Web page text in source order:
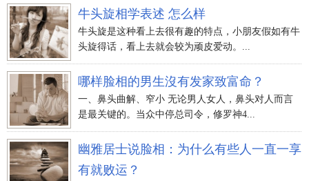
牛头旋相学表述 怎么样
牛头旋是这种看上去很有趣的特点，小朋友假如有牛
头旋得话，看上去就会较为顽皮爱动。...
哪样脸相的男生沒有发家致富命？
一、鼻头曲解、窄小 无论男人女人，鼻头对人而言
是最关键的。当众中停总司令，修罗神4...
幽雅居士说脸相：为什么有些人一直一享
有就败运？